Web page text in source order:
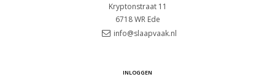
Kryptonstraat 11
6718 WR Ede
info@slaapvaak.nl
INLOGGEN